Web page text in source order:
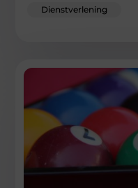
Dienstverlening